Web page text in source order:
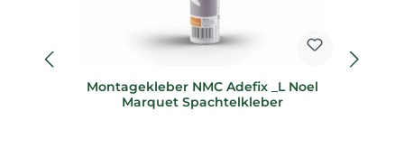
Montagekleber NMC Adefix _L Noel
Marquet Spachtelkleber